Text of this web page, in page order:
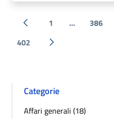
« Precedente
1 ... 386
402
Successiva »
Categorie
Affari generali (18)